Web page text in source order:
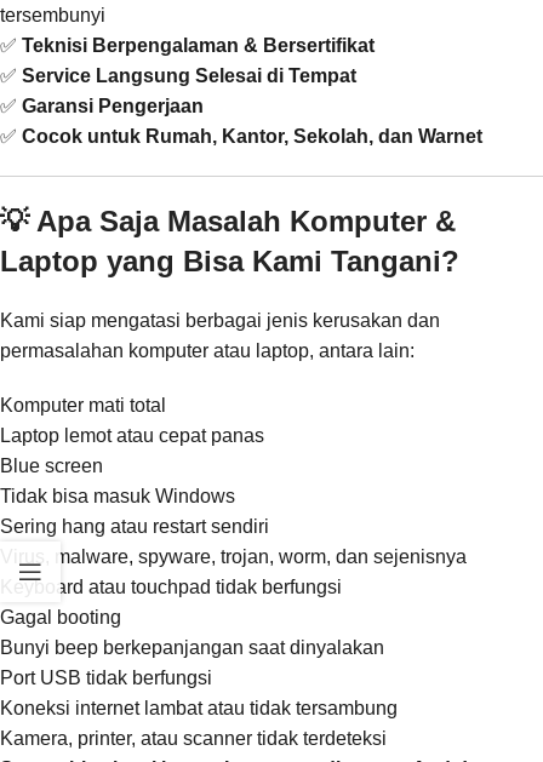
tersembunyi
✅ Teknisi Berpengalaman & Bersertifikat
✅ Service Langsung Selesai di Tempat
✅ Garansi Pengerjaan
✅ Cocok untuk Rumah, Kantor, Sekolah, dan Warnet
💡 Apa Saja Masalah Komputer &
Laptop yang Bisa Kami Tangani?
Kami siap mengatasi berbagai jenis kerusakan dan
permasalahan komputer atau laptop, antara lain:
Komputer mati total
Laptop lemot atau cepat panas
Blue screen
Tidak bisa masuk Windows
Sering hang atau restart sendiri
Virus, malware, spyware, trojan, worm, dan sejenisnya
Keyboard atau touchpad tidak berfungsi
Gagal booting
Bunyi beep berkepanjangan saat dinyalakan
Port USB tidak berfungsi
Koneksi internet lambat atau tidak tersambung
Kamera, printer, atau scanner tidak terdeteksi